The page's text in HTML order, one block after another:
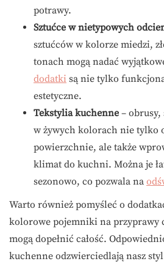
potrawy.
Sztućce w nietypowych
sztućców w kolorze miedzi,
tonach mogą nadać
dodatki są nie tylko
estetyczne.
Tekstylia kuchenne –
w żywych kolorach nie tylko
powierzchnie, ale także
klimat do kuchni. Można je
sezonowo, co pozwala na
Warto również pomyśleć o
kolorowe pojemniki na przyprawy
mogą dopełnić całość.
kuchenne odzwierciedlają nasz